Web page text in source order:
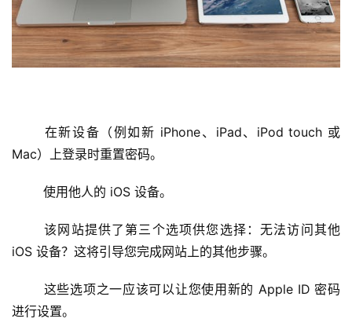
Mac）上登录时重置密码。
	使用他人的 iOS 设备。
	该网站提供了第三个选项供您选择：无法访问其他
iOS 设备？这将引导您完成网站上的其他步骤。
进行设置。